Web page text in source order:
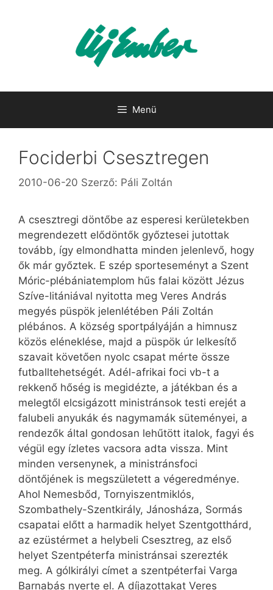
Menü
Fociderbi Csesztregen
2010-06-20 Szerző: Páli Zoltán
A csesztregi döntőbe az esperesi kerületekben
megrendezett elődöntők győztesei jutottak
tovább, így elmondhatta minden jelenlevő, hogy
ők már győztek. E szép sporteseményt a Szent
Móric-plébániatemplom hűs falai között Jézus
Szíve-litániával nyitotta meg Veres András
megyés püspök jelenlétében Páli Zoltán
plébános. A község sportpályáján a himnusz
közös eléneklése, majd a püspök úr lelkesítő
szavait követően nyolc csapat mérte össze
futballtehetségét. Adél-afrikai foci vb-t a
rekkenő hőség is megidézte, a játékban és a
melegtől elcsigázott ministránsok testi erejét a
falubeli anyukák és nagymamák süteményei, a
rendezők által gondosan lehűtött italok, fagyi és
végül egy ízletes vacsora adta vissza. Mint
minden versenynek, a ministránsfoci
döntőjének is megszületett a végeredménye.
Ahol Nemesbőd, Tornyiszentmiklós,
Szombathely-Szentkirály, Jánosháza, Sormás
csapatai előtt a harmadik helyet Szentgotthárd,
az ezüstérmet a helybeli Csesztreg, az első
helyet Szentpéterfa ministránsai szerezték
meg. A gólkirályi címet a szentpéterfai Varga
Barnabás nyerte el. A díjazottakat Veres